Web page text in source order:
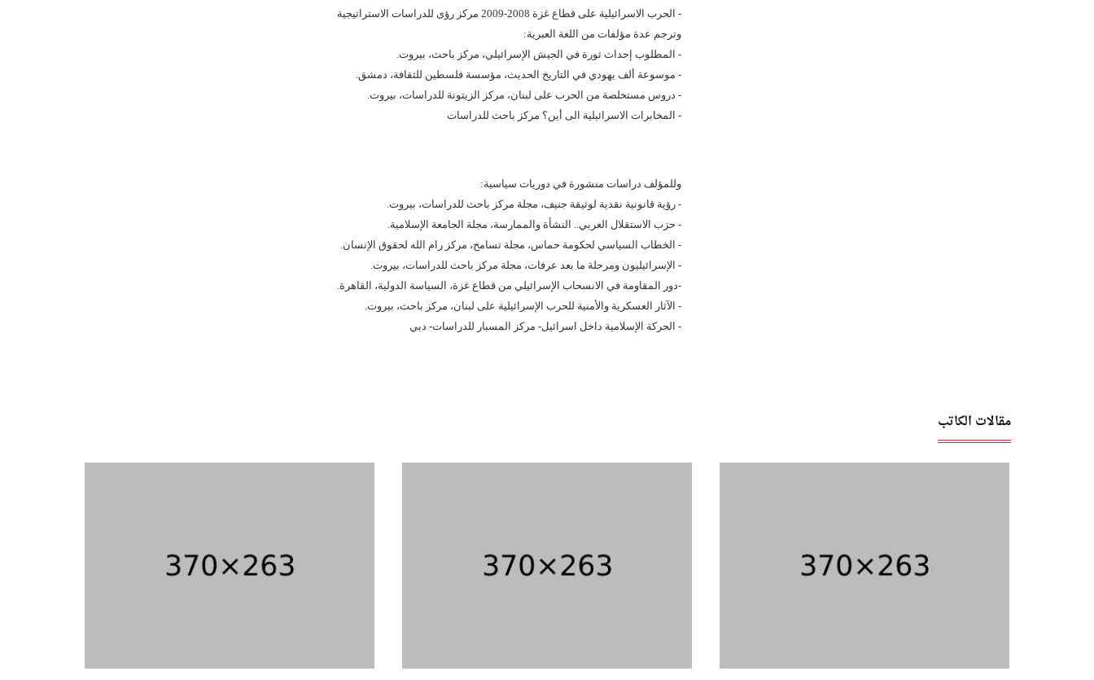
- الحرب الاسرائيلية على قطاع غزة 2008-2009 مركز رؤى للدراسات الاستراتيجية
وترجم عدة مؤلفات من اللغة العبرية:
- المطلوب إحداث ثورة في الجيش الإسرائيلي، مركز باحث، بيروت.
- موسوعة ألف يهودي في التاريخ الحديث، مؤسسة فلسطين للثقافة، دمشق.
- دروس مستخلصة من الحرب على لبنان، مركز الزيتونة للدراسات، بيروت.
- المخابرات الاسرائيلية الى أين؟ مركز باحث للدراسات
وللمؤلف دراسات منشورة في دوريات سياسية:
- رؤية قانونية نقدية لوثيقة جنيف، مجلة مركز باحث للدراسات، بيروت.
- حزب الاستقلال العربي.. النشأة والممارسة، مجلة الجامعة الإسلامية.
- الخطاب السياسي لحكومة حماس، مجلة تسامح، مركز رام الله لحقوق الإنسان.
- الإسرائيليون ومرحلة ما بعد عرفات، مجلة مركز باحث للدراسات، بيروت.
-دور المقاومة في الانسحاب الإسرائيلي من قطاع غزة، السياسة الدولية، القاهرة.
- الآثار العسكرية والأمنية للحرب الإسرائيلية على لبنان، مركز باحث، بيروت.
- الحركة الإسلامية داخل اسرائيل- مركز المسبار للدراسات- دبي
مقالات الكاتب